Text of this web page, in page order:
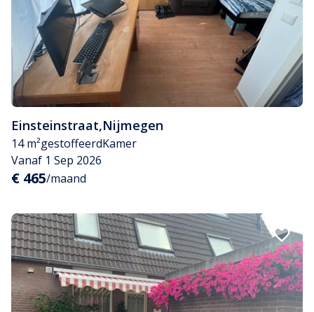
Einsteinstraat,Nijmegen
14 m²gestoffeerdKamer
Vanaf 1 Sep 2026
€ 465/maand